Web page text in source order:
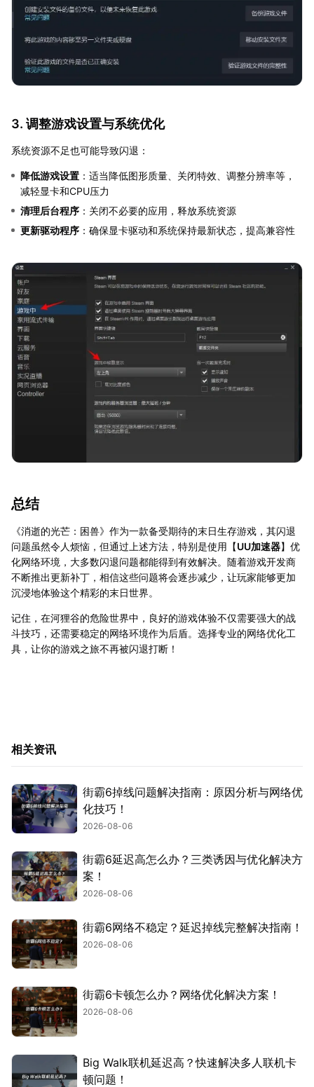
3. 调整游戏设置与系统优化
系统资源不足也可能导致闪退：
降低游戏设置 ：适当降低图形质量、关闭特效、调整分辨率等，
减轻显卡和CPU压力
清理后台程序 ：关闭不必要的应用，释放系统资源
更新驱动程序 ：确保显卡驱动和系统保持最新状态，提高兼容性
总结
《消逝的光芒：困兽》作为一款备受期待的末日生存游戏，其闪退
问题虽然令人烦恼，但通过上述方法，特别是使用【UU加速器】优
化网络环境，大多数闪退问题都能得到有效解决。随着游戏开发商
不断推出更新补丁，相信这些问题将会逐步减少，让玩家能够更加
沉浸地体验这个精彩的末日世界。
记住，在河狸谷的危险世界中，良好的游戏体验不仅需要强大的战
斗技巧，还需要稳定的网络环境作为后盾。选择专业的网络优化工
具，让你的游戏之旅不再被闪退打断！
相关资讯
街霸6掉线问题解决指南：原因分析与网络优
化技巧！
2026-08-06
街霸6延迟高怎么办？三类诱因与优化解决方
案！
2026-08-06
街霸6网络不稳定？延迟掉线完整解决指南！
2026-08-06
街霸6卡顿怎么办？网络优化解决方案！
2026-08-06
Big Walk联机延迟高？快速解决多人联机卡
顿问题！